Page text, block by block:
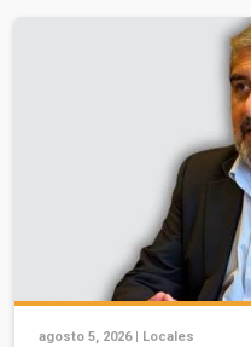
agosto 5, 2026 | Locales